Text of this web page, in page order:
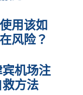
用该如
风险？
机场注
方法